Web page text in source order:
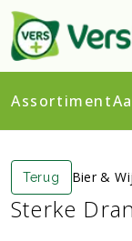
Assortiment
Terug Bier &
Sterke